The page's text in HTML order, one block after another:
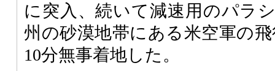
に突入、続いて減速用のパラ
州の砂漠地帯にある米空軍の
10分無事着地した。